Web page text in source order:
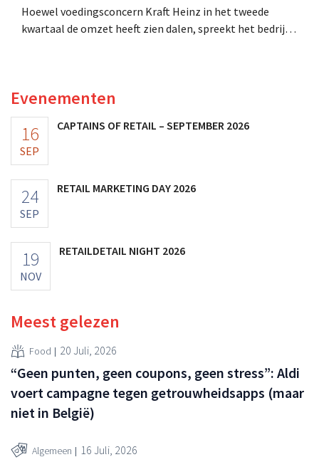
Hoewel voedingsconcern Kraft Heinz in het tweede
kwartaal de omzet heeft zien dalen, spreekt het bedrijf
Evenementen
16
SEP
CAPTAINS OF RETAIL – SEPTEMBER 2026
24
SEP
RETAIL MARKETING DAY 2026
19
NOV
RETAILDETAIL NIGHT 2026
Meest gelezen
Food 20 Juli, 2026
“Geen punten, geen coupons, geen stress”: Aldi
voert campagne tegen getrouwheidsapps (maar
niet in België)
Algemeen 16 Juli, 2026